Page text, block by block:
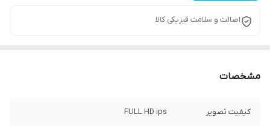
اصالت و سلامت فیزیکی کالا
مشخصات
کیفیت تصویر FULL HD ips